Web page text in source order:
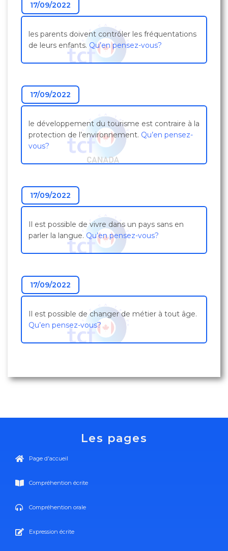
17/09/2022
les parents doivent contrôler les fréquentations
de leurs enfants. Qu’en pensez-vous?
17/09/2022
le développement du tourisme est contraire à la
protection de l’environnement. Qu’en pensez-
vous?
17/09/2022
Il est possible de vivre dans un pays sans en
parler la langue. Qu’en pensez-vous?
17/09/2022
Il est possible de changer de métier à tout âge.
Qu’en pensez-vous?
Les pages
Page d'accueil
Compréhention écrite
Compréhention orale
Expression écrite